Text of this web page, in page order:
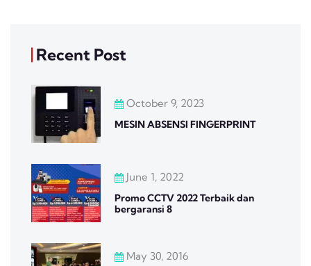
Recent Post
October 9, 2023
MESIN ABSENSI FINGERPRINT
June 1, 2022
Promo CCTV 2022 Terbaik dan
bergaransi 8
May 30, 2016